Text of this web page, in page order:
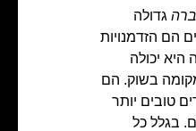
גדולה
הם הזדמנויות
יכולה
בשוק. הם
טובים יותר
בגלל כל